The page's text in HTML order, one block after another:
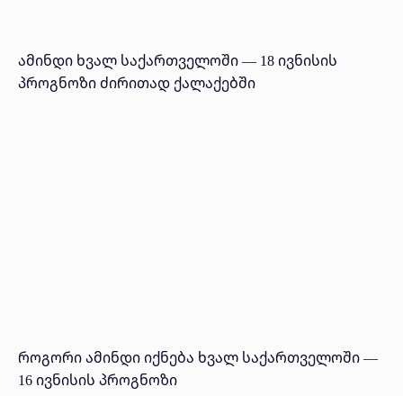
ამინდი ხვალ საქართველოში — 18 ივნისის
პროგნოზი ძირითად ქალაქებში
როგორი ამინდი იქნება ხვალ საქართველოში —
16 ივნისის პროგნოზი